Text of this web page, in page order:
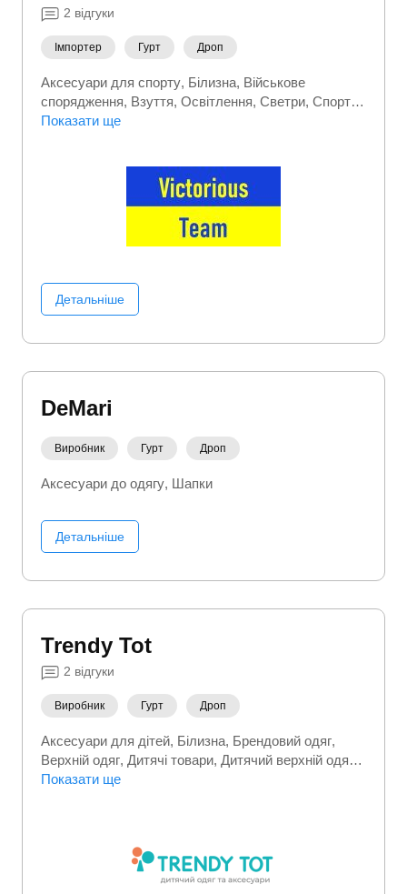
2 відгуки
Імпортер Гурт Дроп
Аксесуари для спорту Білизна Військове
спорядження Взуття Освітлення Светри Спорт
та активний відпочинок
Показати ще
Детальніше
DeMari
Виробник Гурт Дроп
Аксесуари до одягу Шапки
Детальніше
Trendy Tot
2 відгуки
Виробник Гурт Дроп
Аксесуари для дітей Білизна Брендовий одяг
Верхній одяг Дитячі товари Дитячий верхній одяг
Дитячий одяг
Показати ще